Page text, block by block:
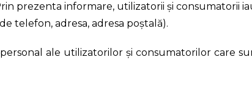
prezenta informare, utilizatorii și consumatorii
telefon, adresa, adresa poștală).
ale utilizatorilor și consumatorilor care